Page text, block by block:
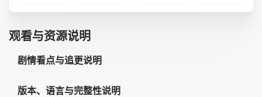
观看与资源说明
剧情看点与追更说明
版本、语言与完整性说明